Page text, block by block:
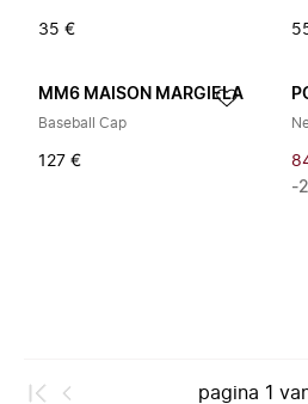
35 €
MM6 MAISON MARGIELA
Baseball Cap
127 €
-
pagina 1